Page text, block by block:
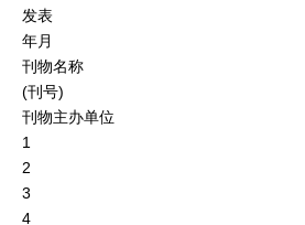
发表
年月
刊物名称
(刊号)
刊物主办单位
1
2
3
4